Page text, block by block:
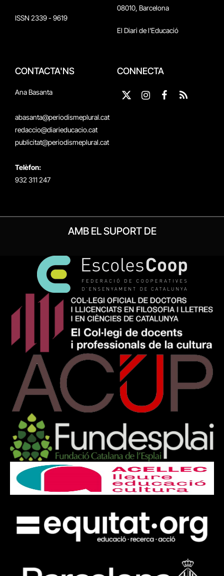
ISSN 2339 - 9619
08010, Barcelona
El Diari de l'Educació
CONTACTA'NS
Ana Basanta
abasanta@periodismeplural.cat
redaccio@diarieducacio.cat
publicitat@periodismeplural.cat
Telèfon:
932 311 247
CONNECTA
X
Instagram
Facebook
RSS
AMB EL SUPORT DE